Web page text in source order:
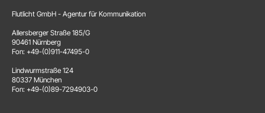
Flutlicht GmbH - Agentur für Kommunikation
Allersberger Straße 185/G
90461 Nürnberg
Fon: +49-(0)911-47495-0
Lindwurmstraße 124
80337 München
Fon: +49-(0)89-7294903-0